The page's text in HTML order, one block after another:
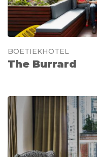
BOETIEKHOTEL
The Burrard